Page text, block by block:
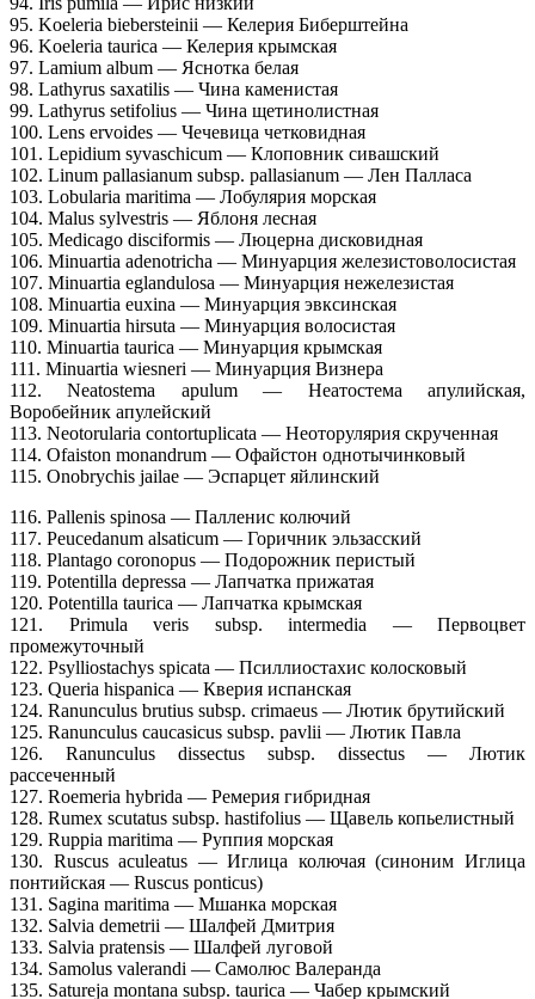
95. Koeleria biebersteinii — Келерия Биберштейна
96. Koeleria taurica — Келерия крымская
97. Lamium album — Яснотка белая
98. Lathyrus saxatilis — Чина каменистая
99. Lathyrus setifolius — Чина щетинолистная
100. Lens ervoides — Чечевица четковидная
101. Lepidium syvaschicum — Клоповник сивашский
102. Linum pallasianum subsp. pallasianum — Лен Палласа
103. Lobularia maritima — Лобулярия морская
104. Malus sylvestris — Яблоня лесная
105. Medicago disciformis — Люцерна дисковидная
106. Minuartia adenotricha — Минуарция железистоволосистая
107. Minuartia eglandulosa — Минуарция нежелезистая
108. Minuartia euxina — Минуарция эвксинская
109. Minuartia hirsuta — Минуарция волосистая
110. Minuartia taurica — Минуарция крымская
111. Minuartia wiesneri — Минуарция Визнера
112. Neatostema apulum — Неатостема апулийская,
Воробейник апулейский
113. Neotorularia contortuplicata — Неоторулярия скрученная
114. Ofaiston monandrum — Офайстон однотычинковый
115. Onobrychis jailae — Эспарцет яйлинский
116. Pallenis spinosa — Палленис колючий
117. Peucedanum alsaticum — Горичник эльзасский
118. Plantago coronopus — Подорожник перистый
119. Potentilla depressa — Лапчатка прижатая
120. Potentilla taurica — Лапчатка крымская
121. Primula veris subsp. intermedia — Первоцвет
промежуточный
122. Psylliostachys spicata — Псиллиостахис колосковый
123. Queria hispanica — Кверия испанская
124. Ranunculus brutius subsp. crimaeus — Лютик брутийский
125. Ranunculus caucasicus subsp. pavlii — Лютик Павла
126. Ranunculus dissectus subsp. dissectus — Лютик
рассеченный
127. Roemeria hybrida — Ремерия гибридная
128. Rumex scutatus subsp. hastifolius — Щавель копьелистный
129. Ruppia maritima — Руппия морская
130. Ruscus aculeatus — Иглица колючая (синоним Иглица
понтийская — Ruscus ponticus)
131. Sagina maritima — Мшанка морская
132. Salvia demetrii — Шалфей Дмитрия
133. Salvia pratensis — Шалфей луговой
134. Samolus valerandi — Самолюс Валеранда
135. Satureja montana subsp. taurica — Чабер крымский